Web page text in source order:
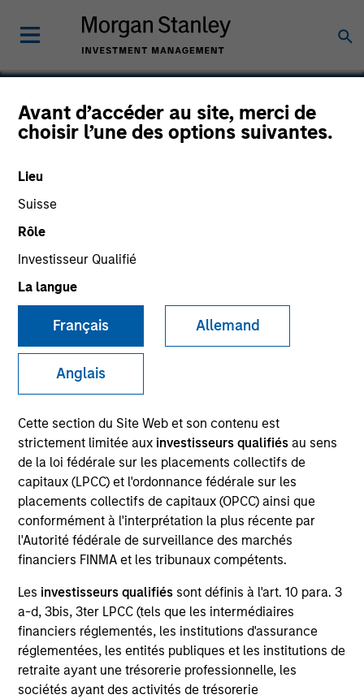
Avant d’accéder au site, merci de
choisir l’une des options suivantes.
Lieu
Suisse
Rôle
Investisseur Qualifié
La langue
Français Allemand
Anglais
Cette section du Site Web et son contenu est
strictement limitée aux investisseurs qualifiésau sens
de la loi fédérale sur les placements collectifs de
capitaux (LPCC) et l'ordonnance fédérale sur les
placements collectifs de capitaux (OPCC) ainsi que
conformément à l'interprétation la plus récente par
l'Autorité fédérale de surveillance des marchés
financiers FINMA et les tribunaux compétents.
Les investisseurs qualifiés sont définis à l'art. 10 para. 3
a-d, 3bis, 3ter LPCC (tels que les intermédiaires
financiers réglementés, les institutions d'assurance
réglementées, les entités publiques et les institutions de
retraite ayant une trésorerie professionnelle, les
sociétés ayant des activités de trésorerie
Global Custom
Commerce
SECTOR
Consumer
COUNTRY
United States
Invested on
Feb 2012